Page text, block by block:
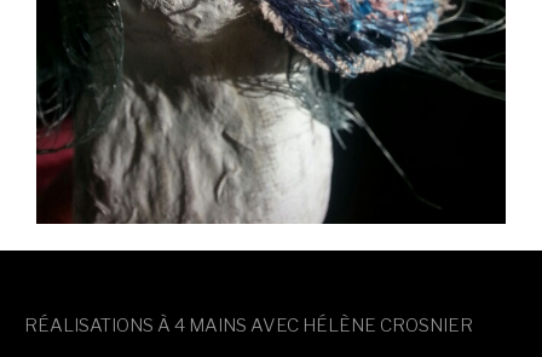
RÉALISATIONS À 4 MAINS AVEC HÉLÈNE CROSNIER